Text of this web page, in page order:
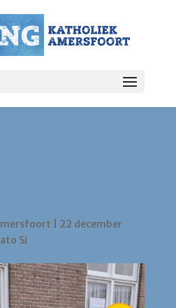
22 december
Si